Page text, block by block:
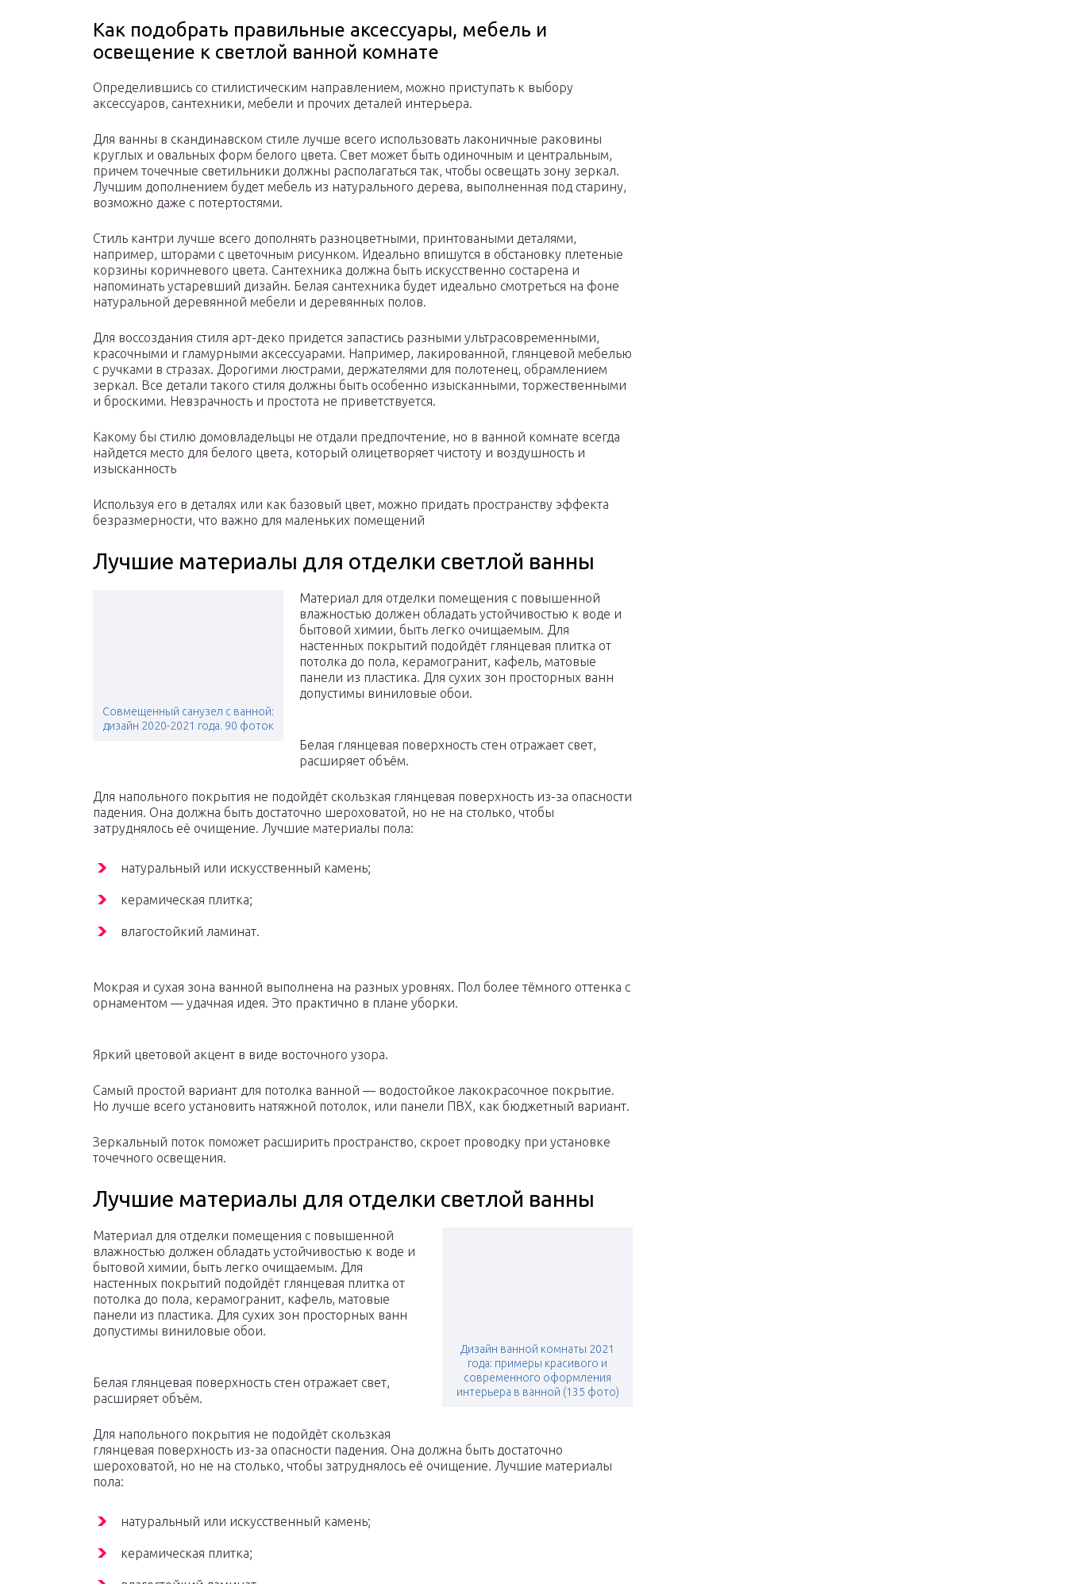
Как подобрать правильные аксессуары, мебель и
освещение к светлой ванной комнате
Определившись со стилистическим направлением, можно приступать к выбору
аксессуаров, сантехники, мебели и прочих деталей интерьера.
Для ванны в скандинавском стиле лучше всего использовать лаконичные раковины
круглых и овальных форм белого цвета. Свет может быть одиночным и центральным,
причем точечные светильники должны располагаться так, чтобы освещать зону зеркал.
Лучшим дополнением будет мебель из натурального дерева, выполненная под старину,
возможно даже с потертостями.
Стиль кантри лучше всего дополнять разноцветными, принтоваными деталями,
например, шторами с цветочным рисунком. Идеально впишутся в обстановку плетеные
корзины коричневого цвета. Сантехника должна быть искусственно состарена и
напоминать устаревший дизайн. Белая сантехника будет идеально смотреться на фоне
натуральной деревянной мебели и деревянных полов.
Для воссоздания стиля арт-деко придется запастись разными ультрасовременными,
красочными и гламурными аксессуарами. Например, лакированной, глянцевой мебелью
с ручками в стразах. Дорогими люстрами, держателями для полотенец, обрамлением
зеркал. Все детали такого стиля должны быть особенно изысканными, торжественными
и броскими. Невзрачность и простота не приветствуется.
Какому бы стилю домовладельцы не отдали предпочтение, но в ванной комнате всегда
найдется место для белого цвета, который олицетворяет чистоту и воздушность и
изысканность
Используя его в деталях или как базовый цвет, можно придать пространству эффекта
безразмерности, что важно для маленьких помещений
Лучшие материалы для отделки светлой ванны
Совмещенный санузел с ванной:
дизайн 2020-2021 года. 90 фоток
Материал для отделки помещения с повышенной
влажностью должен обладать устойчивостью к воде и
бытовой химии, быть легко очищаемым. Для
настенных покрытий подойдёт глянцевая плитка от
потолка до пола, керамогранит, кафель, матовые
панели из пластика. Для сухих зон просторных ванн
допустимы виниловые обои.
Белая глянцевая поверхность стен отражает свет,
расширяет объём.
Для напольного покрытия не подойдёт скользкая глянцевая поверхность из-за опасности
падения. Она должна быть достаточно шероховатой, но не на столько, чтобы
затруднялось её очищение. Лучшие материалы пола:
натуральный или искусственный камень;
керамическая плитка;
влагостойкий ламинат.
Мокрая и сухая зона ванной выполнена на разных уровнях. Пол более тёмного оттенка с
орнаментом — удачная идея. Это практично в плане уборки.
Яркий цветовой акцент в виде восточного узора.
Самый простой вариант для потолка ванной — водостойкое лакокрасочное покрытие.
Но лучше всего установить натяжной потолок, или панели ПВХ, как бюджетный вариант.
Зеркальный поток поможет расширить пространство, скроет проводку при установке
точечного освещения.
Лучшие материалы для отделки светлой ванны
Дизайн ванной комнаты 2021
года: примеры красивого и
современного оформления
интерьера в ванной (135 фото)
Материал для отделки помещения с повышенной
влажностью должен обладать устойчивостью к воде и
бытовой химии, быть легко очищаемым. Для
настенных покрытий подойдёт глянцевая плитка от
потолка до пола, керамогранит, кафель, матовые
панели из пластика. Для сухих зон просторных ванн
допустимы виниловые обои.
Белая глянцевая поверхность стен отражает свет,
расширяет объём.
Для напольного покрытия не подойдёт скользкая
глянцевая поверхность из-за опасности падения. Она должна быть достаточно
шероховатой, но не на столько, чтобы затруднялось её очищение. Лучшие материалы
пола:
натуральный или искусственный камень;
керамическая плитка;